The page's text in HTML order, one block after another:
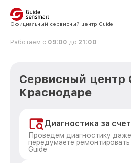
Официальный сервисный центр Guide
Работаем с 09:00 до 21:00
Сервисный центр
Краснодаре
Диагностика за
Проведем диагностику
передумаете ремонтировать
Guide